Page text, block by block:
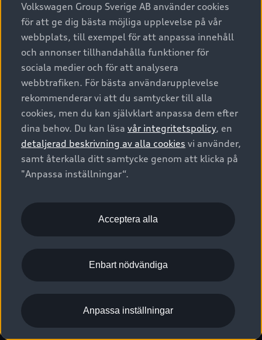
A6 modellerna
SUV
Avant
Audi Sport
Privatleasing
Nya bilar i lager
Begagnade bilar i lager
Audi approved :plus - så gott som nya
Finansiering
Audi exclusive
Provkörning
Service & tillbehör
Audi digital services
Originaltillbehör - köp online
Garantier
Försäkring
Digitala manualer för din Audi
Audi Collection – livsstilsartiklar
Vanliga frågor
2G/3G nätet stängs ned - Hur påverkas min bil av detta?
Tjänstebil
Tjänstebil
Business lease online
Företagsleasing
Om Audi Sverige
Kontakta oss
Audi Återförsäljare/-serviceverkstad
myAudi
Pressmeddelanden
Nyhetsbrev
Vårt hållbarhetsarbete
Lediga tjänster huvudkontor
Lediga tjänster hos Audi Återförsäljare
Kommentar till mediauppgifter om dataläcka
© 2026 AUDI SVERIGE. All Rights Reserved.
Utgivare Juridiskt
Juridiskt Audi AG
Juridiskt Audi Digital Giveaway
Anpassa inställningar för cookies
Visselblåsarkanaler
Volkswagen Group Sverige AB använder cookies
för att ge dig bästa möjliga upplevelse på vår
webbplats, till exempel för att anpassa innehåll
och annonser tillhandahålla funktioner för
sociala medier och för att analysera
webbtrafiken. För bästa användarupplevelse
rekommenderar vi att du samtycker till alla
cookies, men du kan självklart anpassa dem efter
dina behov. Du kan läsa vår integritetspolicy, en
detaljerad beskrivning av alla cookies vi använder,
samt återkalla ditt samtycke genom att klicka på
"Anpassa inställningar“.
Acceptera alla
Enbart nödvändiga
Anpassa inställningar